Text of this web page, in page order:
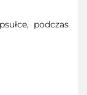
podczas